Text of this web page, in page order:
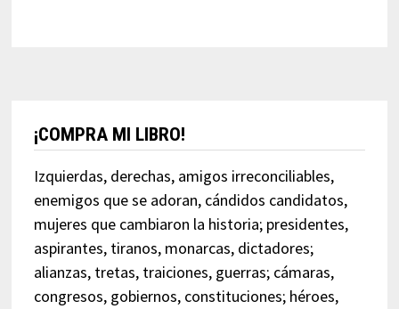
¡COMPRA MI LIBRO!
Izquierdas, derechas, amigos irreconciliables,
enemigos que se adoran, cándidos candidatos,
mujeres que cambiaron la historia; presidentes,
aspirantes, tiranos, monarcas, dictadores;
alianzas, tretas, traiciones, guerras; cámaras,
congresos, gobiernos, constituciones; héroes,